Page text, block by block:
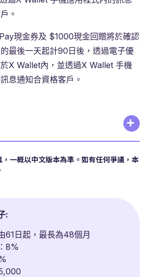
。
現金券及 $1000現金回贈將於確認
最後一天起計90日後，透過電子優
X Wallet內，並透過X Wallet 手機
息通知合資格客戶。
一概以中文版本為準。如有任何爭議，本
:
61日起，最長為48個月
8%